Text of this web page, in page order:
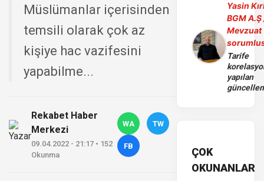
Müslümanlar içerisinden
temsili olarak çok az
kişiye hac vazifesini
yapabilme...
Rekabet Haber
Merkezi
09.04.2022 - 21:17 • 152
Okunma
WA TW
FB
Yasin
BGM A.Ş
Mevzuat
Tarife
yapılan
ÇOK
OKUNANLAR